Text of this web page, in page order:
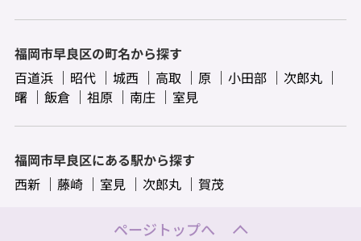
福岡市早良区の町名から探す
百道浜
昭代 城西 高取 原 小田部
次郎丸
曙
飯倉 祖原 南庄 室見
福岡市早良区にある駅から探す
西新
藤崎 室見 次郎丸 賀茂
ページトップへ